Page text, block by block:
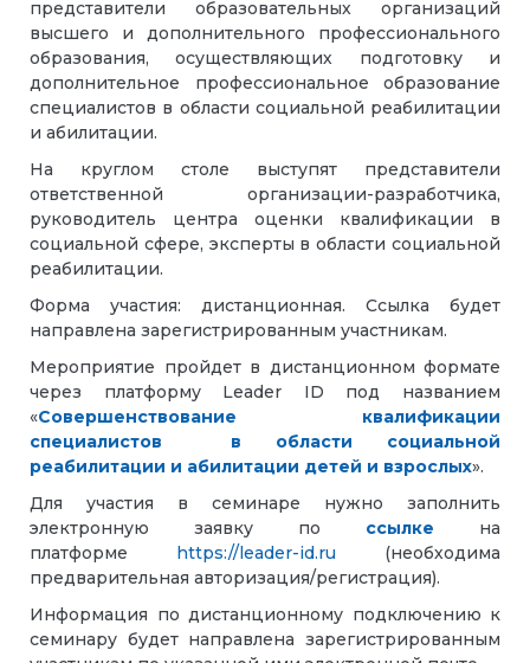
представители образовательных организаций
высшего и дополнительного профессионального
образования, осуществляющих подготовку и
дополнительное профессиональное образование
специалистов в области социальной реабилитации
и абилитации.
На круглом столе выступят представители
ответственной организации-разработчика,
руководитель центра оценки квалификации в
социальной сфере, эксперты в области социальной
реабилитации.
Форма участия: дистанционная. Ссылка будет
направлена зарегистрированным участникам.
Мероприятие пройдет в дистанционном формате
через платформу Leader ID под названием
«Совершенствование квалификации
специалистов в области социальной
реабилитации и абилитации детей и взрослых».
Для участия в семинаре нужно заполнить
электронную заявку по
ссылке
на
платформе https://leader-id.ru
(необходима
предварительная авторизация/регистрация).
Информация по дистанционному подключению к
семинару будет направлена зарегистрированным